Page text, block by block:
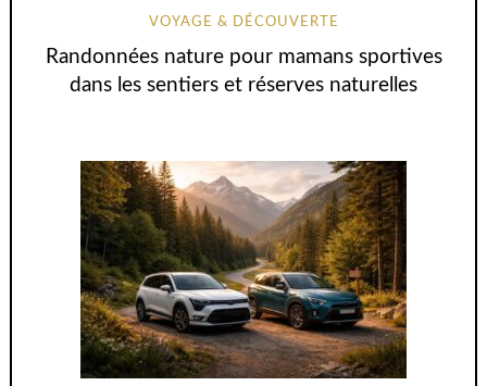
VOYAGE & DÉCOUVERTE
Randonnées nature pour mamans sportives
dans les sentiers et réserves naturelles